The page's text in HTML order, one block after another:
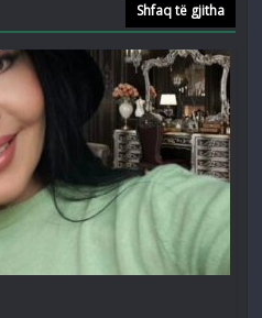
Shfaq të gjitha